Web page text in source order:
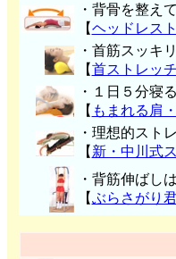
・背骨を整え
【ヘッドレス
・首筋スッキリ
【首ストレッ
・１日５分寝
【 もまれる肩
・理想的スト
【 新・中川式
・背筋伸ばし
【ぶらさがり